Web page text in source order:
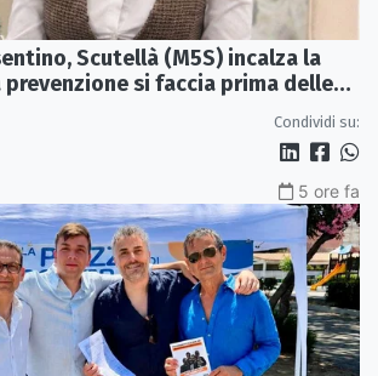
Scutellà (M5S) incalza la
prevenzione si faccia prima delle
Condividi su:
5 ore fa